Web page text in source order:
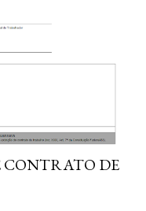
CONTRATO DE